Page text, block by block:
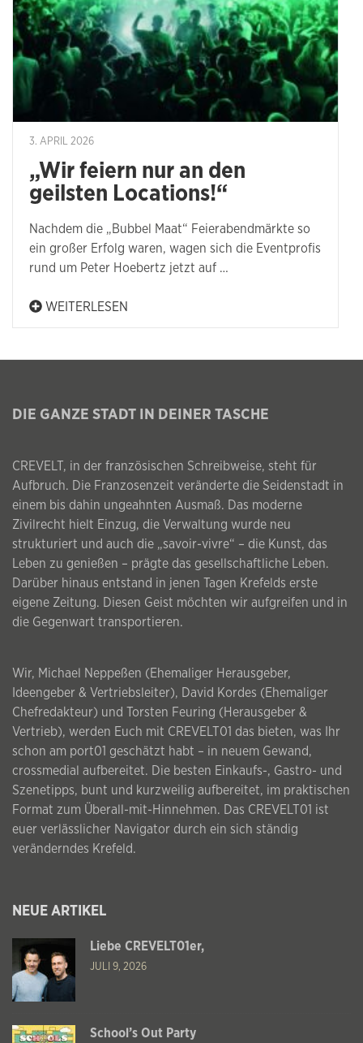
3. APRIL 2026
„Wir feiern nur an den
geilsten Locations!“
Nachdem die „Bubbel Maat“ Feierabendmärkte so
ein großer Erfolg waren, wagen sich die Eventprofis
rund um Peter Hoebertz jetzt auf …
WEITERLESEN
DIE GANZE STADT IN DEINER TASCHE
CREVELT, in der französischen Schreibweise, steht für
Aufbruch. Die Franzosenzeit veränderte die Seidenstadt in
einem bis dahin ungeahnten Ausmaß. Das moderne
Zivilrecht hielt Einzug, die Verwaltung wurde neu
strukturiert und auch die „savoir-vivre“ – die Kunst, das
Leben zu genießen – prägte das gesellschaftliche Leben.
Darüber hinaus entstand in jenen Tagen Krefelds erste
eigene Zeitung. Diesen Geist möchten wir aufgreifen und in
die Gegenwart transportieren.
Wir, Michael Neppeßen (Ehemaliger Herausgeber,
Ideengeber & Vertriebsleiter), David Kordes (Ehemaliger
Chefredakteur) und Torsten Feuring (Herausgeber &
Vertrieb), werden Euch mit CREVELT01 das bieten, was Ihr
schon am port01 geschätzt habt – in neuem Gewand,
crossmedial aufbereitet. Die besten Einkaufs-, Gastro- und
Szenetipps, bunt und kurzweilig aufbereitet, im praktischen
Format zum Überall-mit-Hinnehmen. Das CREVELT01 ist
euer verlässlicher Navigator durch ein sich ständig
veränderndes Krefeld.
NEUE ARTIKEL
Liebe CREVELT01er,
JULI 9, 2026
School’s Out Party